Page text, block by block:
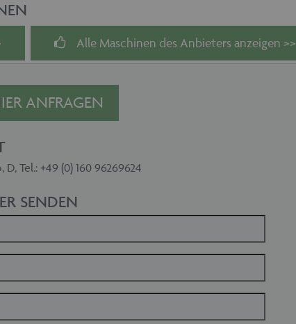
Alle Maschinen des Anbieters anzeigen >>
ANFRAGEN
Tel.: +49 (0) 160 96269624
SENDEN